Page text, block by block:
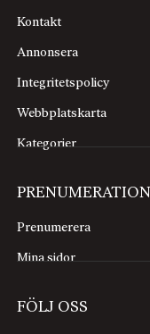
Kontakt
Annonsera
Integritetspolicy
Webbplatskarta
Kategorier
PRENUMERATION
Prenumerera
Mina sidor
FÖLJ OSS